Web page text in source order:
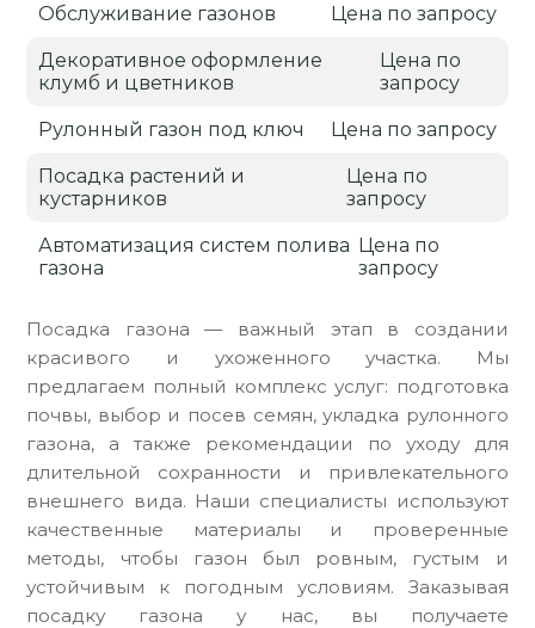
Посадка газона — важный этап в создании
красивого и ухоженного участка. Мы
предлагаем полный комплекс услуг: подготовка
почвы, выбор и посев семян, укладка рулонного
газона, а также рекомендации по уходу для
длительной сохранности и привлекательного
внешнего вида. Наши специалисты используют
качественные материалы и проверенные
методы, чтобы газон был ровным, густым и
устойчивым к погодным условиям. Заказывая
посадку газона у нас, вы получаете
Обслуживание газонов Цена по запросу
Декоративное оформление
клумб и цветников
Цена по
запросу
Рулонный газон под ключ Цена по запросу
Посадка растений и
кустарников
Цена по
запросу
Автоматизация систем полива
газона
Цена по
запросу